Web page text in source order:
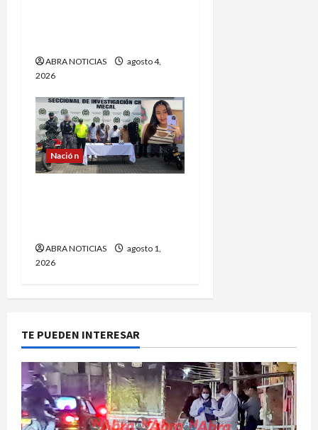
ABRA NOTICIAS
agosto 4,
2026
Nación
ABRA NOTICIAS
agosto 1,
2026
TE PUEDEN INTERESAR